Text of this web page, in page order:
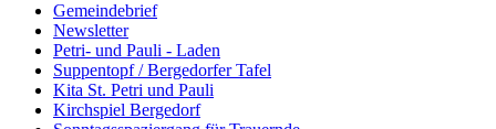
Gemeindebrief
Newsletter
Petri- und Pauli - Laden
Suppentopf / Bergedorfer Tafel
Kita St. Petri und Pauli
Kirchspiel Bergedorf